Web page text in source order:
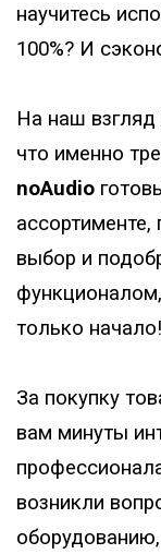
научитесь
100%? И
На наш взгляд
что именно
noAudio
выбор и
только начало!
За покупку
вам минуты
возникли